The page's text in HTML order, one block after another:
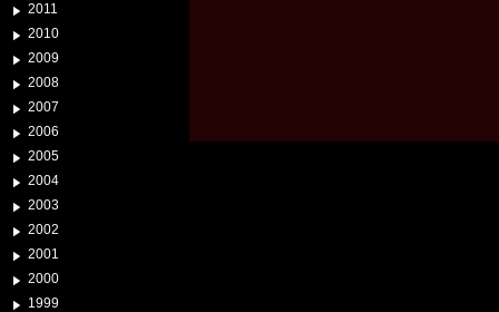
2011
2010
2009
2008
2007
2006
2005
2004
2003
2002
2001
2000
1999